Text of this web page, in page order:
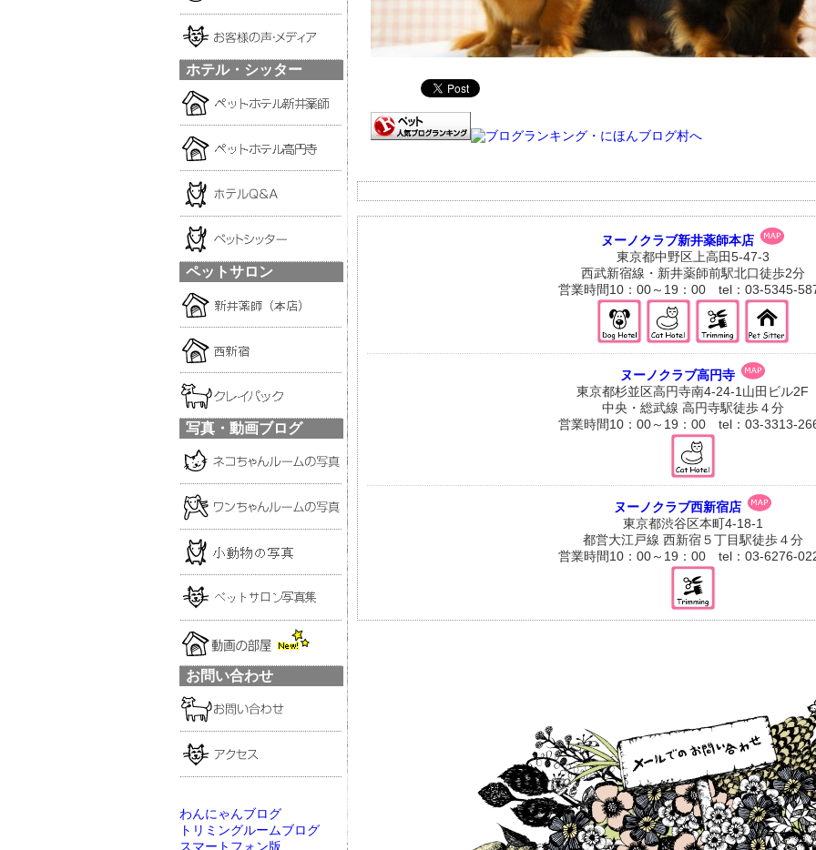
ホテル・シッター
ペットサロン
写真・動画ブログ
お問い合わせ
わんにゃんブログ
トリミングルームブログ
スマートフォン版
ヌーノクラブ新井薬師本店
東京都中野区上高田5-47-3
西武新宿線・新井薬師前駅北口徒歩2分
営業時間10：00～19：00 tel：03-5345-
ヌーノクラブ高円寺
東京都杉並区高円寺南4-24-1山田ビル2F
中央・総武線 高円寺駅徒歩４分
営業時間10：00～19：00 tel：03-3313-
ヌーノクラブ西新宿店
東京都渋谷区本町4-18-1
都営大江戸線 西新宿５丁目駅徒歩４分
営業時間10：00～19：00 tel：03-6276-